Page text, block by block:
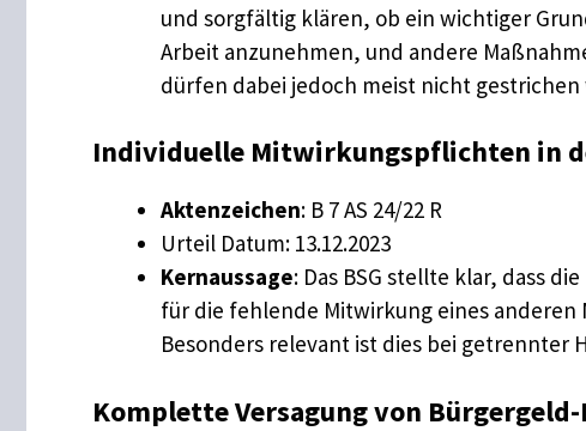
und sorgfältig klären, ob ein wichtiger
Arbeit anzunehmen, und andere
dürfen dabei jedoch meist nicht
Individuelle Mitwirkungspflichten in
Aktenzeichen: B 7 AS 24/22 R
Urteil Datum: 13.12.2023
Kernaussage: Das BSG stellte klar, dass
für die fehlende Mitwirkung eines
Besonders relevant ist dies bei getrennter
Komplette Versagung von